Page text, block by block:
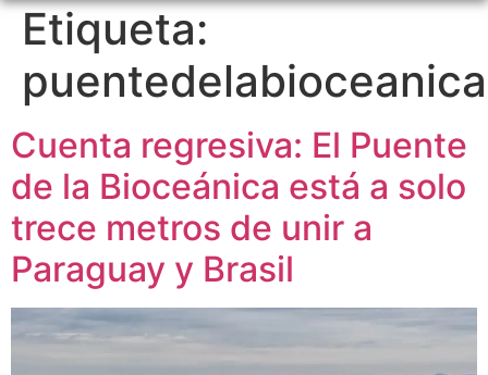
Etiqueta:
puentedelabioceanica
Cuenta regresiva: El Puente
de la Bioceánica está a solo
trece metros de unir a
Paraguay y Brasil